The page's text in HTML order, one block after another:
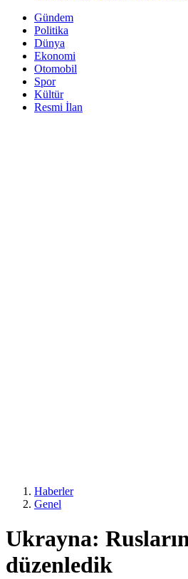
Gündem
Politika
Dünya
Ekonomi
Otomobil
Spor
Kültür
Resmi İlan
Haberler
Genel
Ukrayna:
düzenledik